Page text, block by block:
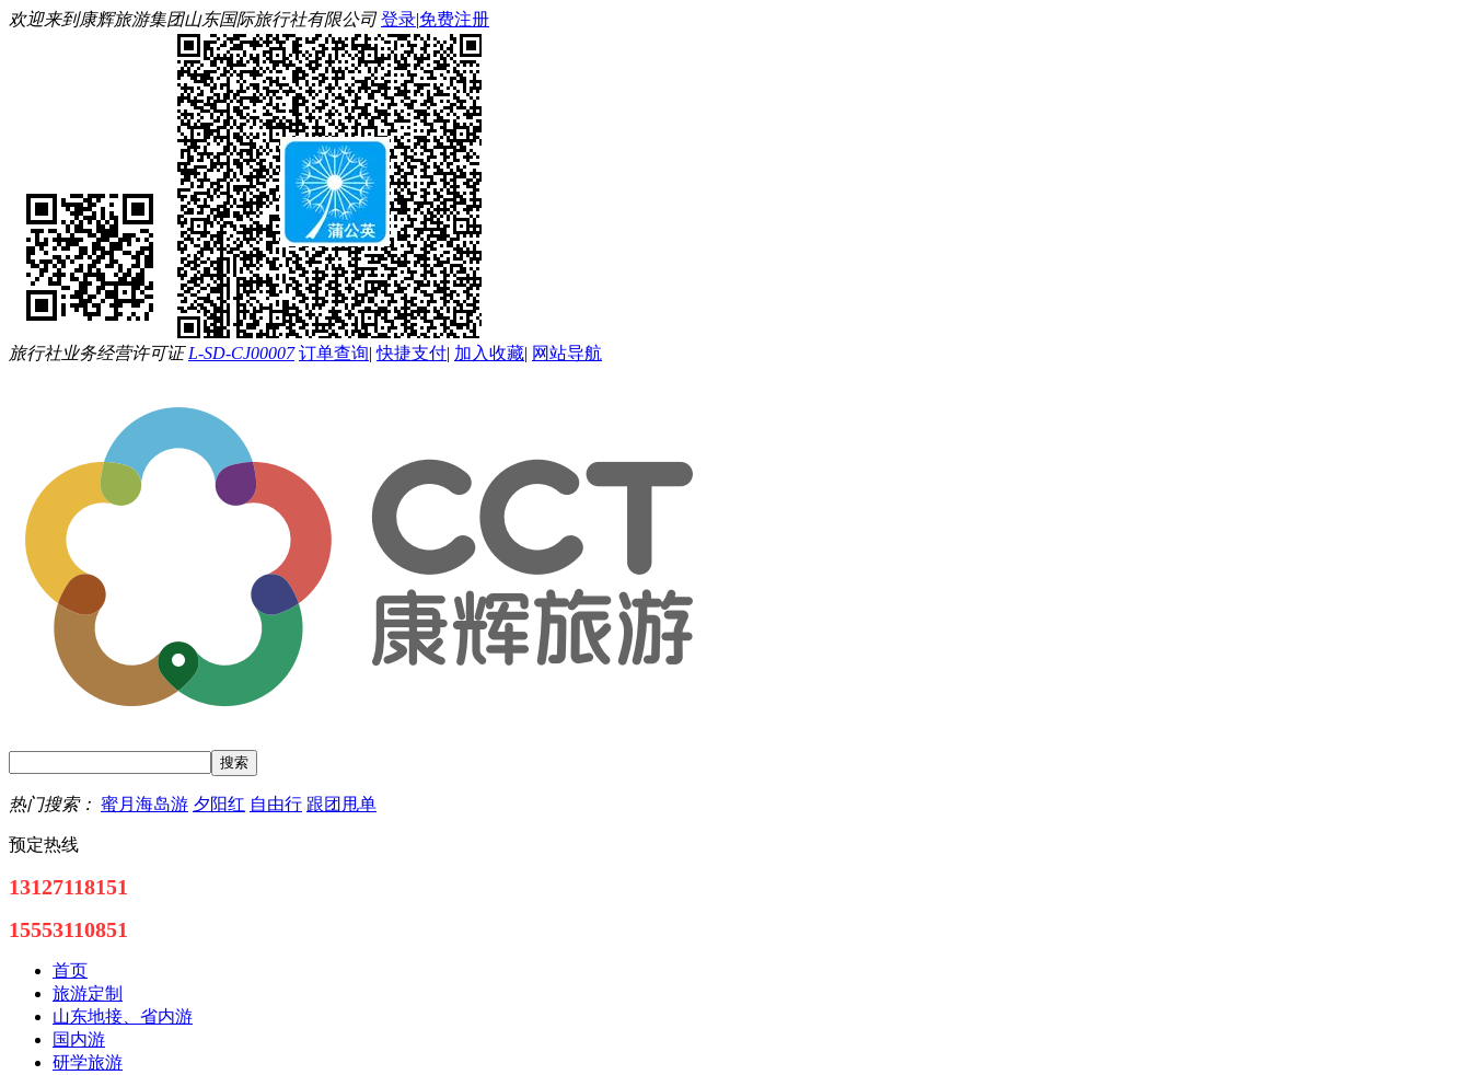
欢迎来到康辉旅游集团山东国际旅行社有限公司登录|免费注册
旅行社业务经营许可证L-SD-CJ00007 订单查询|快捷支付| 加入收藏| 网站导航
热门搜索： 蜜月海岛游 夕阳红 自由行 跟团甩单
预定热线
13127118151
15553110851
首页
旅游定制
山东地接、省内游
国内游
研学旅游